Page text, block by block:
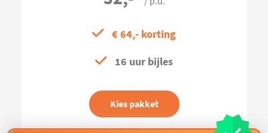
€ 64,- korting
16 uur bijles
Kies pakket